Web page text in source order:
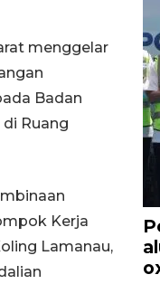
menggelar
Badan
Ruang
Kerja
Lamanau,